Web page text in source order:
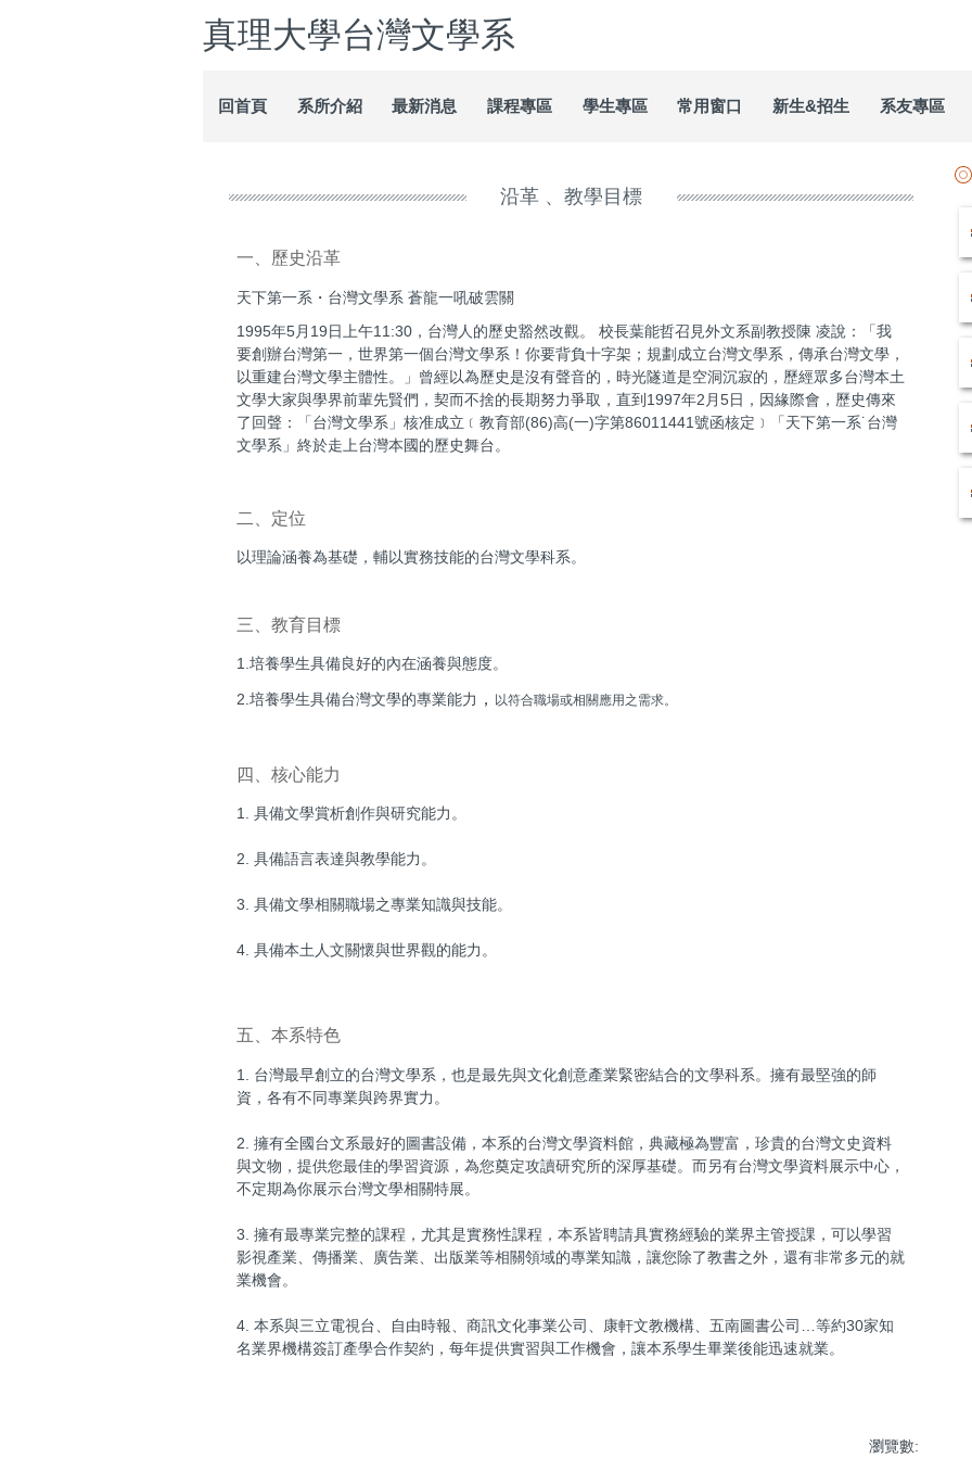
真理大學台灣文學系
回首頁 系所介紹 最新消息 課程專區 學生專區 常用窗口 新生&招生 系友專區
沿革 、教學目標
一、歷史沿革
天下第一系・台灣文學系 蒼龍一吼破雲關
1995年5月19日上午11:30，台灣人的歷史豁然改觀。 校長葉能哲召見外文系副教授陳 凌說：「我
要創辦台灣第一，世界第一個台灣文學系！你要背負十字架；規劃成立台灣文學系，傳承台灣文學，
以重建台灣文學主體性。」曾經以為歷史是沒有聲音的，時光隧道是空洞沉寂的，歷經眾多台灣本土
文學大家與學界前輩先賢們，契而不捨的長期努力爭取，直到1997年2月5日，因緣際會，歷史傳來
了回聲：「台灣文學系」核准成立﹝教育部(86)高(一)字第86011441號函核定﹞「天下第一系˙台灣
文學系」終於走上台灣本國的歷史舞台。
二、定位
以理論涵養為基礎，輔以實務技能的台灣文學科系。
三、教育目標
1.培養學生具備良好的內在涵養與態度。
2.培養學生具備台灣文學的專業能力 ， 以符合職場或相關應用之需求。
四、核心能力
1. 具備文學賞析創作與研究能力。
2. 具備語言表達與教學能力。
3. 具備文學相關職場之專業知識與技能。
4. 具備本土人文關懷與世界觀的能力。
五、本系特色
1. 台灣最早創立的台灣文學系，也是最先與文化創意產業緊密結合的文學科系。擁有最堅強的師
資，各有不同專業與跨界實力。
2. 擁有全國台文系最好的圖書設備，本系的台灣文學資料館，典藏極為豐富，珍貴的台灣文史資料
與文物，提供您最佳的學習資源，為您奠定攻讀研究所的深厚基礎。而另有台灣文學資料展示中心，
不定期為你展示台灣文學相關特展。
3. 擁有最專業完整的課程，尤其是實務性課程，本系皆聘請具實務經驗的業界主管授課，可以學習
影視產業、傳播業、廣告業、出版業等相關領域的專業知識，讓您除了教書之外，還有非常多元的就
業機會。
4. 本系與三立電視台、自由時報、商訊文化事業公司、康軒文教機構、五南圖書公司…等約30家知
名業界機構簽訂產學合作契約，每年提供實習與工作機會，讓本系學生畢業後能迅速就業。
瀏覽數: